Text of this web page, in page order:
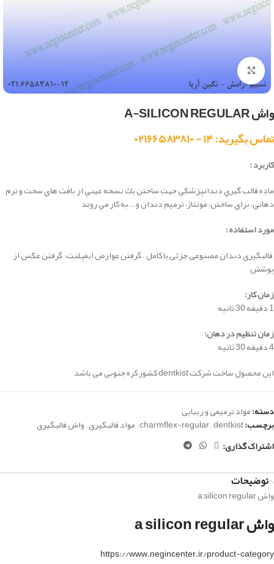
بزرگنمایی تصویر
واش A-SILICON REGULAR
تماس بگیرید: ۱۴ - ۰۲۱۶۶۵۸۳۸۱۰
کاربرد :
ماده قالب گيري دندانپزشكي جهت ساختن يك نسخه عيني از بافت هاي سخت و نرم
دهاني، براي ساختن، مونتاژ، ترميم دندان و… به كار مي روند
مورد استفاده :
قالبگیری دندان مصنوعی جزئی یا کامل –گرفتن عوارض ایمپلنت –گرفتن عکس از
پوشش
زمان کار:
1 دقیقه 30 ثانیه
زمان تنظیم در دهان:
4 دقیقه 30 ثانیه
این محصول ساخت شرکت dentkist کشور کره جنوبی می باشد
دسته:مواد ترمیمی و زیبایی
برچسب: charmflex-regular,dentkist
,مواد قالبگیری,واش قالبگیری
اشتراک گذاری:
توضیحات
واش a silicon regular
واش a silicon regular
https://www.negincenter.ir/product-category